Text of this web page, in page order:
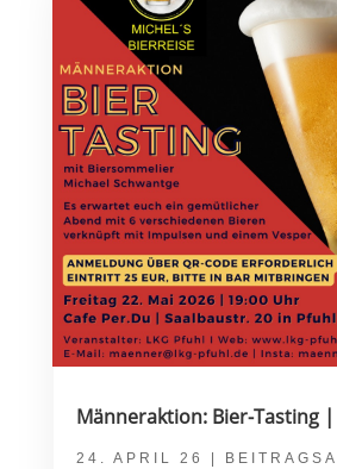
Männeraktion: Bier-Tasting |
24. APRIL 26